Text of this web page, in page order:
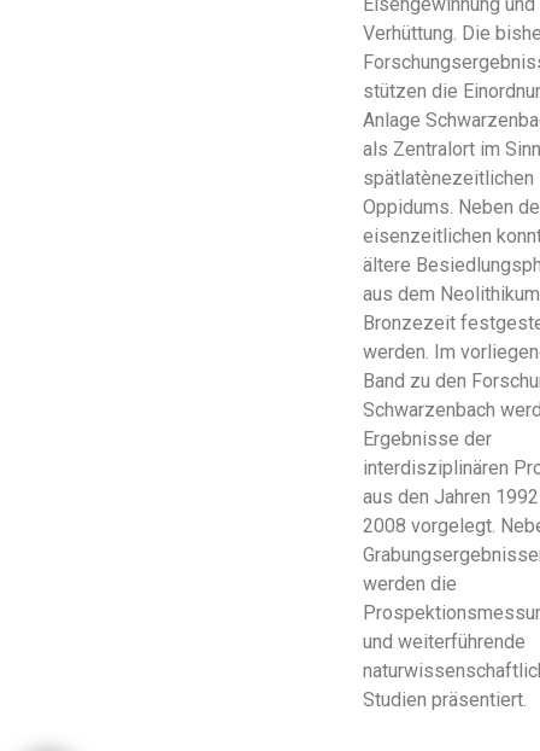
Verhüttung. Die
stützen die
Anlage
als Zentralort im
spätlatènezeitlichen
Oppidums. Neben
eisenzeitlichen
ältere
aus dem
Bronzezeit
werden. Im
Band zu den
Schwarzenbach
Ergebnisse der
interdisziplinären
aus den Jahren
2008 vorgelegt.
werden die
und weiterführende
Studien präsentiert.